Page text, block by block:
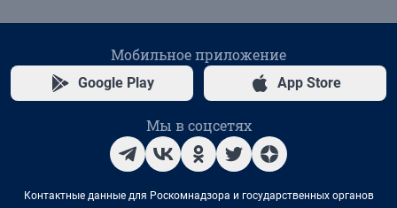
Мобильное приложение
Google Play App Store
Мы в соцсетях
Контактные данные для Роскомнадзора и государственных органов